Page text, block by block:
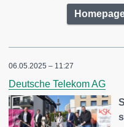
06.05.2025 – 11:27
Deutsche Telekom AG